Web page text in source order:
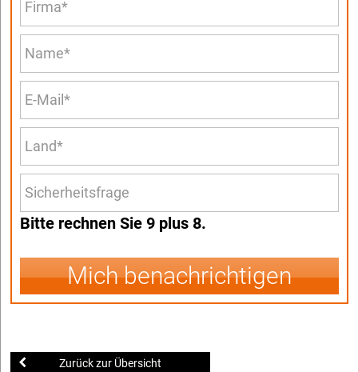
Bitte rechnen Sie 9 plus 8.
Mich benachrichtigen
Zurück zur Übersicht